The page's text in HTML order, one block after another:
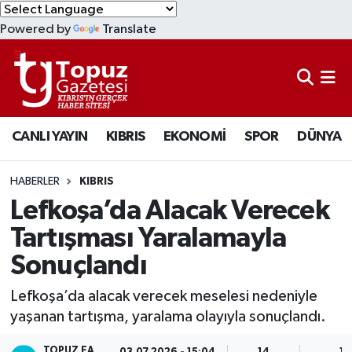
Powered by Translate
CANLI YAYIN KIBRIS EKONOMİ SPOR DÜNYA
HABERLER KIBRIS
Lefkoşa’da Alacak Verecek
Tartışması Yaralamayla
Sonuçlandı
Lefkoşa’da alacak verecek meselesi nedeniyle
yaşanan tartışma, yaralama olayıyla sonuçlandı.
KIBRIS
DÜNYA
EKONOMİ
MAGAZİN
SAĞLIK
SPOR
TEKNOLOJİ
Lefkoşa Nöbetçi Eczaneler
Lefkoşa Hava Durumu
Lefkoşa Trafik Yoğunluk Haritası
Süper Lig Puan Durumu ve Fikstür
Tüm Manşetler
Son Dakika Haberleri
Haber Arşivi